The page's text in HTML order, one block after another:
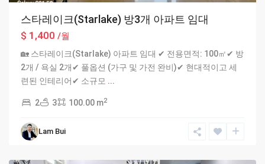
스타레이크(Starlake) 방3개 아파트 임대
$ 1,400 /월
🏡 스타레이크(Starlake) 아파트 임대 ✔ 전용면적: 100㎡✔ 방
2개 / 욕실 2개✔ 풀옵션 (가구 및 가전 완비)✔ 현대적이고 세
련된 인테리어✔ 소규모 ...
2 3 100.00 m2
Lam Bui
Ciputra